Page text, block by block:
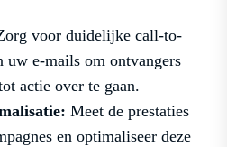
voor duidelijke call-to-
uw e-mails om ontvangers
actie over te gaan.
Meet de prestaties
en optimaliseer deze